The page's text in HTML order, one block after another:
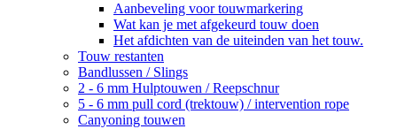
Aanbeveling voor touwmarkering
Wat kan je met afgekeurd touw doen
Het afdichten van de uiteinden van het touw.
Touw restanten
Bandlussen / Slings
2 - 6 mm Hulptouwen / Reepschnur
5 - 6 mm pull cord (trektouw) / intervention rope
Canyoning touwen